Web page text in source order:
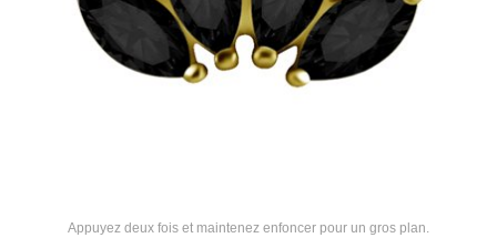
Appuyez deux fois et maintenez enfoncer pour un gros plan.